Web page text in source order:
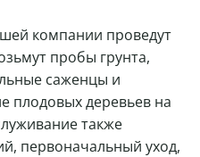
компании проведут
пробы грунта,
саженцы и
плодовых деревьев на
также
первоначальный уход,